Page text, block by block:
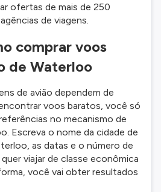
ofertas de mais de 250
de viagens.
comprar voos
de Waterloo
de avião dependem de
voos baratos, você só
no mecanismo de
Escreva o nome da cidade de
as datas e o número de
viajar de classe econômica
você vai obter resultados